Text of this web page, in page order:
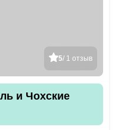
5/ 1 отзыв
и Чохские